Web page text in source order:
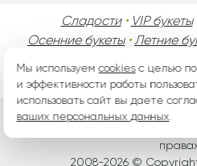
Сладости• VIP букеты
Осенние букеты•Летние
День Мужчин•
2008-2026 ©
Мы используемcookiesс целью
и эффективности работы
использовать сайт вы даете
ваших персональных данных.